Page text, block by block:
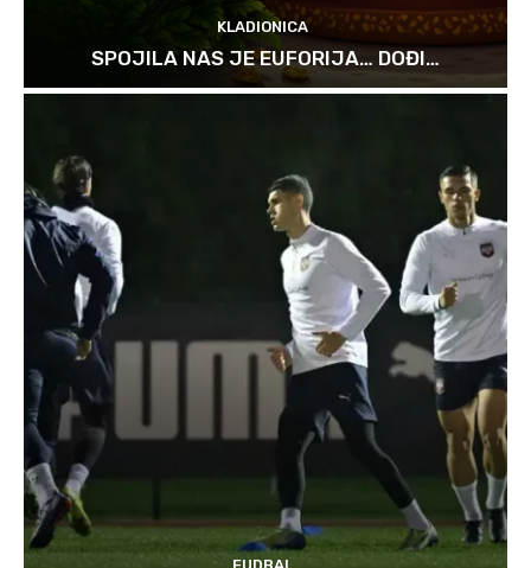
KLADIONICA
SPOJILA NAS JE EUFORIJA… DOĐI…